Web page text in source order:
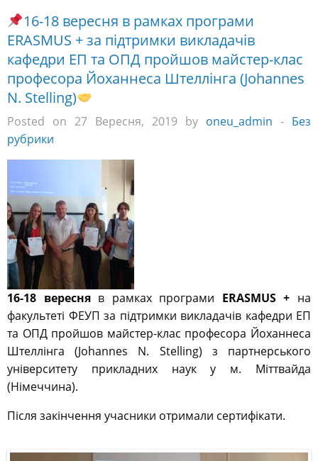
16-18 вересня в рамках програми
ERASMUS + за підтримки викладачів
кафедри ЕП та ОПД пройшов майстер-клас
професора Йоханнеса Штеллінга (Johannes
N. Stelling)
Posted on 27 Вересня, 2019 by oneu_admin - Без
рубрики
16-18 вересняв рамках програми ERASMUS + на
факультеті ФЕУП за підтримки викладачів кафедри ЕП
та ОПД пройшов майстер-клас професора Йоханнеса
Штеллінга (Johannes N. Stelling) з партнерського
університету прикладних наук у м. Міттвайда
(Німеччина).
Після закінчення учасники отримали сертифікати.